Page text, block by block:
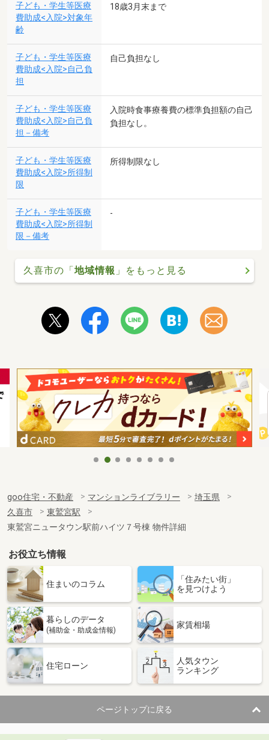
子ども・学生等医療
費助成<入院>対象年
齢
18歳3月末まで
子ども・学生等医療
費助成<入院>自己負
担
自己負担なし
子ども・学生等医療
費助成<入院>自己負
担－備考
入院時食事療養費の標準負担額の自己
負担なし。
子ども・学生等医療
費助成<入院>所得制
限
所得制限なし
子ども・学生等医療
費助成<入院>所得制
限－備考
-
久喜市の「地域情報 」をもっと見る
goo住宅・不動産 マンションライブラリー
埼玉県
久喜市
東鷲宮駅
東鷲宮ニュータウン駅前ハイツ７号棟 物件詳細
お役立ち情報
住まいのコラム
「住みたい街」
を見つけよう
暮らしのデータ
(補助金・助成金情報)
家賃相場
住宅ローン
人気タウン
ランキング
ページトップに戻る